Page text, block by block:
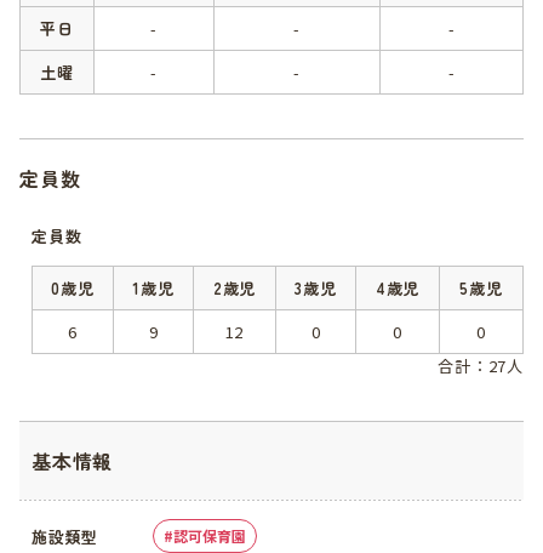
平日
- -
-
土曜
- - -
定員数
定員数
0歳児 1歳児 2歳児 3歳児 4歳児
5歳児
6
9 12 0 0
0
合計：27人
基本情報
施設類型 認可保育園